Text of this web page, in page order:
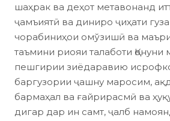
шаҳрак ва деҳот метавонанд
ҷамъиятӣ ва диниро ҷиҳати
чорабиниҳои омўзишӣ ва
таъмини риояи талаботи Қонуни
пешгирии зиёдаравию
баргузории ҷашну маросим,
бармаҳал ва ғайрирасмӣ ва
дигар дар ин самт, ҷалб